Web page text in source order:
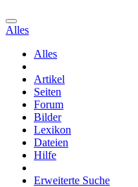
Alles
Alles
Artikel
Seiten
Forum
Bilder
Lexikon
Dateien
Hilfe
Erweiterte Suche